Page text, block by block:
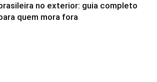
no exterior: guia completo
quem mora fora